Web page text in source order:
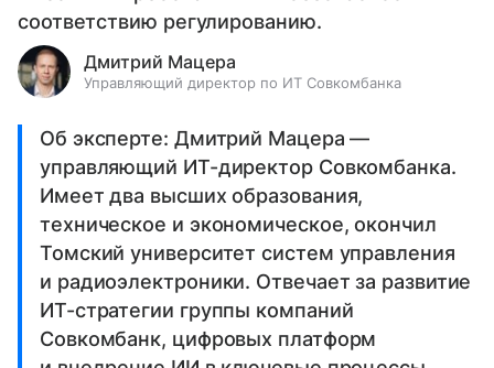
соответствию регулированию.
Дмитрий Мацера
Управляющий директор по ИТ Совкомбанка
Об эксперте: Дмитрий Мацера —
управляющий ИТ-директор Совкомбанка.
Имеет два высших образования,
техническое и экономическое, окончил
Томский университет систем управления
и радиоэлектроники. Отвечает за развитие
ИТ-стратегии группы компаний
Совкомбанк, цифровых платформ